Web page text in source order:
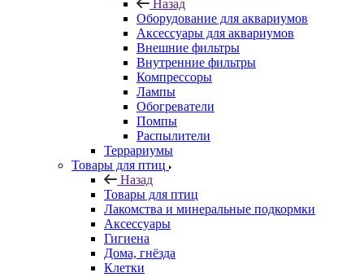
Назад
Оборудование для аквариумов
Аксессуары для аквариумов
Внешние фильтры
Внутренние фильтры
Компрессоры
Лампы
Обогреватели
Помпы
Распылители
Террариумы
Товары для птиц
Назад
Товары для птиц
Лакомства и минеральные подкормки
Аксессуары
Гигиена
Дома, гнёзда
Клетки